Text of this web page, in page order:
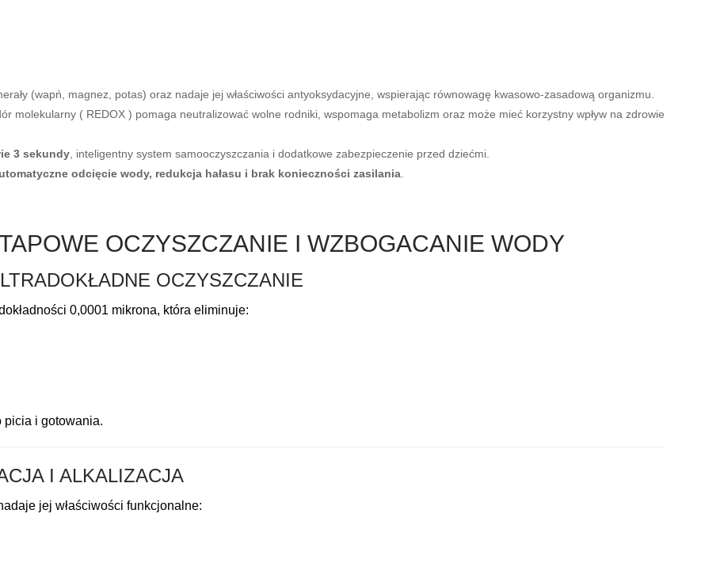
(wapń, magnez, potas) oraz nadaje jej właściwości antyoksydacyjne, wspierając równowagę kwasowo-zasadową organizmu.
molekularny ( REDOX ) pomaga neutralizować wolne rodniki, wspomaga metabolizm oraz może mieć korzystny wpływ na zdrowie
3 sekundy, inteligentny system samooczyszczania i dodatkowe zabezpieczenie przed dziećmi.
odcięcie wody, redukcja hałasu i brak konieczności zasilania.
OCZYSZCZANIE I WZBOGACANIE WODY
OCZYSZCZANIE
0,0001 mikrona, która eliminuje:
picia i gotowania.
I ALKALIZACJA
jej właściwości funkcjonalne: